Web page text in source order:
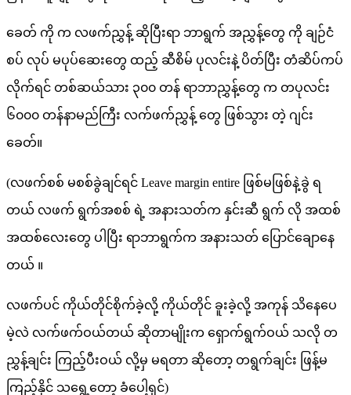
ခေတ် ကို က လဖက်ညွှန့် ဆိုပြီးရာ ဘာရွက် အညွှန့်တွေ ကို ချဉ်ငံ
စပ် လုပ် မပုပ်ဆေးတွေ ထည့် ဆီစိမ် ပုလင်းနဲ့ ပိတ်ပြီး တံဆိပ်ကပ်
လိုက်ရင် တစ်ဆယ်သား ၃၀၀ တန် ရာဘာညွှန့်တွေ က တပုလင်း
၆၀၀၀ တန်နာမည်ကြီး လက်ဖက်ညွှန့် တွေ ဖြစ်သွား တဲ့ ဂျင်း
ခေတ်။
(လဖက်စစ် မစစ်ခွဲချင်ရင် Leave margin entire ဖြစ်မဖြစ်နဲ့ခွဲ ရ
တယ် လဖက် ရွက်အစစ် ရဲ့ အနားသတ်က နှင်းဆီ ရွက် လို အထစ်
အထစ်လေးတွေ ပါပြီး ရာဘာရွက်က အနားသတ် ပြောင်ချောနေ
တယ် ။
လဖက်ပင် ကိုယ်တိုင်စိုက်ခဲ့လို့ ကိုယ်တိုင် ခူးခဲ့လို့ အကုန် သိနေပေ
မဲ့လဲ လက်ဖက်ဝယ်တယ် ဆိုတာမျိုးက ရှောက်ရွက်ဝယ် သလို တ
ညွှန့်ချင်း ကြည့်ပီးဝယ် လို့မှ မရတာ ဆိုတော့ တရွက်ချင်း ဖြန့်မ
ကြည့်နိုင် သရွေ့တော့ ခံပေါ့ရှင်)